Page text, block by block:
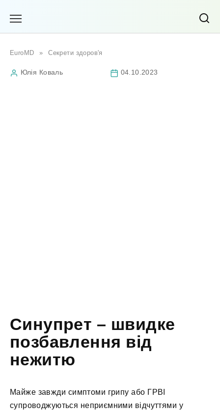
EuroMD » Секрети здоров'я
Юлія Коваль 04.10.2023
Синупрет – швидке
позбавлення від
нежитю
Майже завжди симптоми грипу або ГРВІ
супроводжуються неприємними відчуттями у